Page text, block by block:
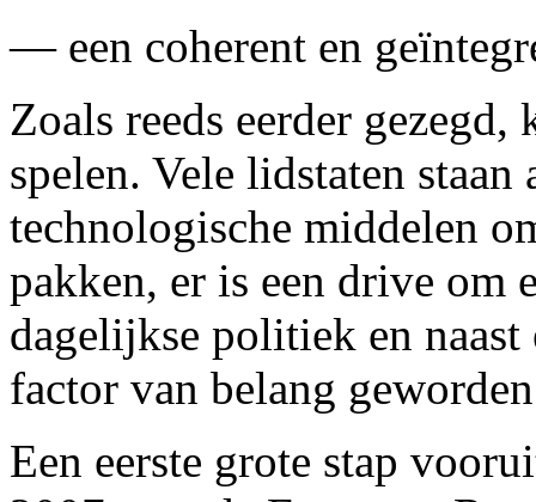
— een coherent en
Zoals reeds eerder
spelen. Vele lidstaten staan
technologische middelen
pakken, er is een drive om
dagelijkse politiek en
factor van belang
Een eerste grote stap